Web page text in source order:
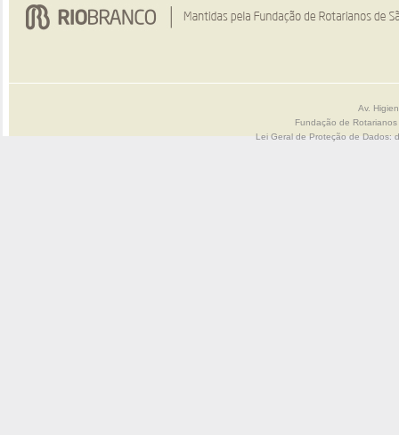
Av.
Fundação de
Lei Geral de Proteção de Dados: